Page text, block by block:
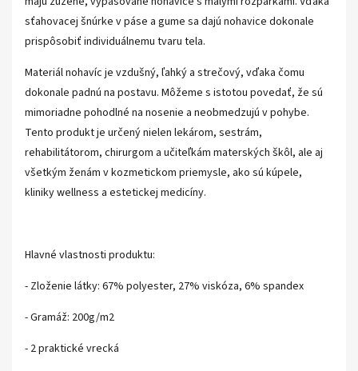
sťahovacej šnúrke v páse a gume sa dajú nohavice dokonale
prispôsobiť individuálnemu tvaru tela.
Materiál nohavíc je vzdušný, ľahký a strečový, vďaka čomu
dokonale padnú na postavu. Môžeme s istotou povedať, že sú
mimoriadne pohodlné na nosenie a neobmedzujú v pohybe.
Tento produkt je určený nielen lekárom, sestrám,
rehabilitátorom, chirurgom a učiteľkám materských škôl, ale aj
všetkým ženám v kozmetickom priemysle, ako sú kúpele,
kliniky wellness a estetickej medicíny.
Hlavné vlastnosti produktu:
- Zloženie látky: 67% polyester, 27% viskóza, 6% spandex
- Gramáž: 200g/m2
- 2 praktické vrecká